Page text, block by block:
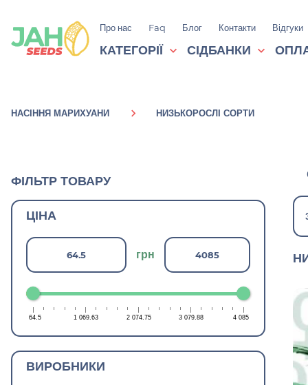
Про нас Faq Блог Контакти Відгуки
КАТЕГОРІЇ СІДБАНКИ
НАСІННЯ МАРИХУАНИ НИЗЬКОРОСЛІ СОРТИ
ФІЛЬТР ТОВАРУ
ЦІНА
грн
64.5 1 069.63 2 074.75 3 079.88 4 085
ВИРОБНИКИ